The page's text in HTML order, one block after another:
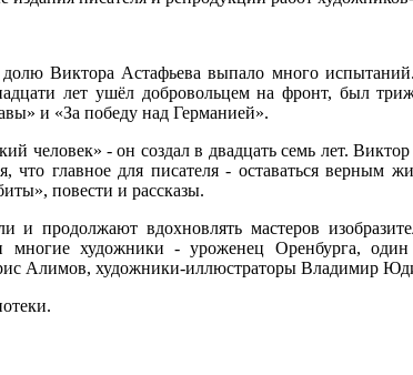
Виктора Астафьева выпало много
лет ушёл добровольцем на фронт, был
и «За победу над Германией».
человек» - он создал в двадцать семь лет.
что главное для писателя - оставаться верным
повести и рассказы.
и продолжают вдохновлять мастеров
многие художники - уроженец Оренбурга,
Алимов, художники-иллюстраторы Владимир